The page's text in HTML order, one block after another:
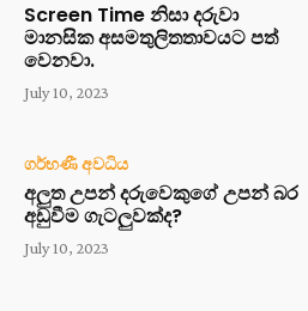
Screen Time නිසා දරුවා
මානසික අසමතුලිතතාවයට පත්
වෙනවා.
July 10, 2023
ගර්භණී අවධිය
අලුත උපන් දරුවෙකුගේ උපන් බර
අඩුවීම ගැටලුවක්ද?
July 10, 2023